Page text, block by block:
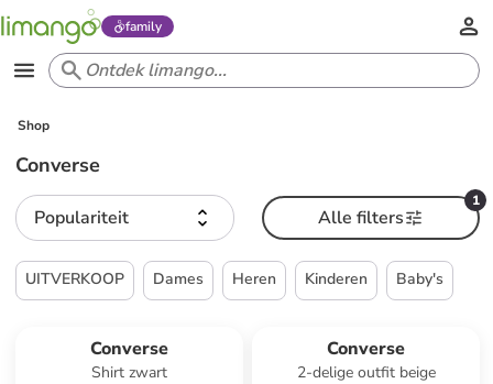
family
Shop
Converse
Populariteit
1
Alle filters
UITVERKOOP Dames Heren Kinderen Baby's
Converse
Shirt zwart
Converse
2-delige outfit beige